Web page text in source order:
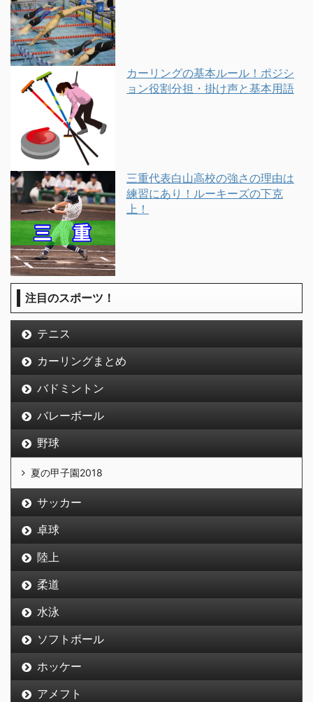
カーリングの基本ルール！ポジシ
ョン役割分担・掛け声と基本用語
三重代表白山高校の強さの理由は
練習にあり！ルーキーズの下克
上！
注目のスポーツ！
テニス
カーリングまとめ
バドミントン
バレーボール
野球
夏の甲子園2018
サッカー
卓球
陸上
柔道
水泳
ソフトボール
ホッケー
アメフト